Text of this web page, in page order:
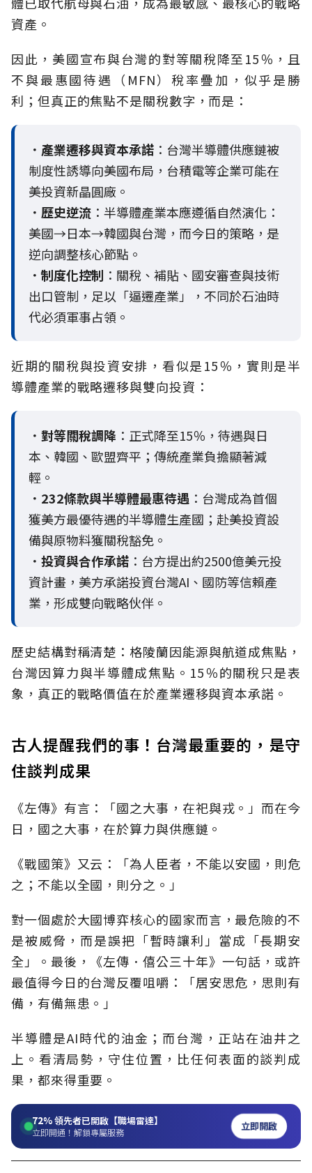
資產。
因此，美國宣布與台灣的對等關稅降至15％，且
不與最惠國待遇（MFN）稅率疊加，似乎是勝
利；但真正的焦點不是關稅數字，而是：
．產業遷移與資本承諾 ：台灣半導體供應鏈被
制度性誘導向美國布局，台積電等企業可能在
美投資新晶圓廠。
．歷史逆流 ：半導體產業本應遵循自然演化：
美國→日本→韓國與台灣，而今日的策略，是
逆向調整核心節點。
．制度化控制 ：關稅、補貼、國安審查與技術
出口管制，足以「逼遷產業」，不同於石油時
代必須軍事占領。
近期的關稅與投資安排，看似是15％，實則是半
導體產業的戰略遷移與雙向投資：
．對等關稅調降 ：正式降至15％，待遇與日
本、韓國、歐盟齊平；傳統產業負擔顯著減
輕。
．232條款與半導體最惠待遇 ：台灣成為首個
獲美方最優待遇的半導體生產國；赴美投資設
備與原物料獲關稅豁免。
．投資與合作承諾 ：台方提出約2500億美元投
資計畫，美方承諾投資台灣AI、國防等信賴產
業，形成雙向戰略伙伴。
歷史結構對稱清楚：格陵蘭因能源與航道成焦點，
台灣因算力與半導體成焦點。15％的關稅只是表
象，真正的戰略價值在於產業遷移與資本承諾。
古人提醒我們的事！台灣最重要的，是守
住談判成果
《左傳》有言：「國之大事，在祀與戎。」而在今
日，國之大事，在於算力與供應鏈。
《戰國策》又云：「為人臣者，不能以安國，則危
之；不能以全國，則分之。」
對一個處於大國博弈核心的國家而言，最危險的不
是被威脅，而是誤把「暫時讓利」當成「長期安
全」。最後，《左傳．僖公三十年》一句話，或許
最值得今日的台灣反覆咀嚼：「居安思危，思則有
備，有備無患。」
半導體是AI時代的油金；而台灣，正站在油井之
上。看清局勢，守住位置，比任何表面的談判成
果，都來得重要。
72%領先者已開啟【職場雷達】
立即開通！解鎖專屬服務 立即開啟